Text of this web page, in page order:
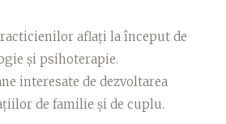
aflați la început de
și psihoterapie.
interesate de dezvoltarea
de familie și de cuplu.